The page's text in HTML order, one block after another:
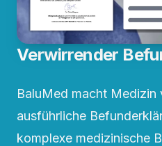
Verwirrender
BaluMed macht Medizin
ausführliche
komplexe medizinische